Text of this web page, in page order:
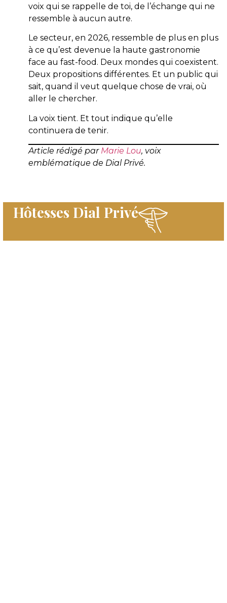
voix qui se rappelle de toi, de l’échange qui ne
ressemble à aucun autre.
Le secteur, en 2026, ressemble de plus en plus
à ce qu’est devenue la haute gastronomie
face au fast-food. Deux mondes qui coexistent.
Deux propositions différentes. Et un public qui
sait, quand il veut quelque chose de vrai, où
aller le chercher.
La voix tient. Et tout indique qu’elle
continuera de tenir.
Article rédigé par Marie Lou, voix
emblématique de Dial Privé.
Hôtesses Dial Privé